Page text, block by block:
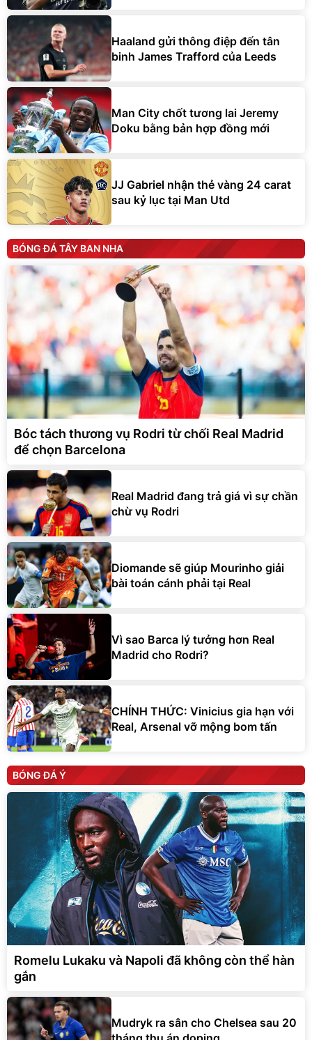
Haaland gửi thông điệp đến tân
binh James Trafford của Leeds
Man City chốt tương lai Jeremy
Doku bằng bản hợp đồng mới
JJ Gabriel nhận thẻ vàng 24 carat
sau kỷ lục tại Man Utd
BÓNG ĐÁ TÂY BAN NHA
Bóc tách thương vụ Rodri từ chối Real Madrid
để chọn Barcelona
Real Madrid đang trả giá vì sự chần
chừ vụ Rodri
Diomande sẽ giúp Mourinho giải
bài toán cánh phải tại Real
Vì sao Barca lý tưởng hơn Real
Madrid cho Rodri?
CHÍNH THỨC: Vinicius gia hạn với
Real, Arsenal vỡ mộng bom tấn
BÓNG ĐÁ Ý
Romelu Lukaku và Napoli đã không còn thể hàn
gắn
Mudryk ra sân cho Chelsea sau 20